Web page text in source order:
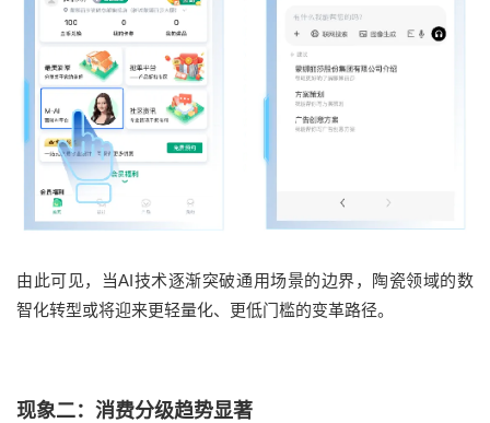
由此可见，当AI技术逐渐突破通用场景的边界，陶瓷领域的数
智化转型或将迎来更轻量化、更低门槛的变革路径。
现象二：消费分级趋势显著